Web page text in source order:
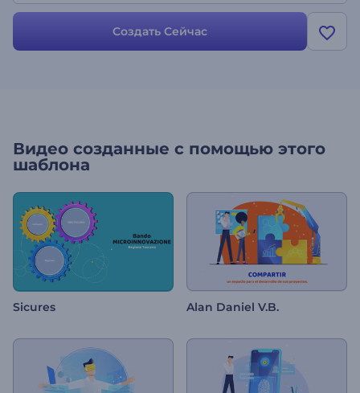
Создать Сейчас
Видео созданные с помощью этого
шаблона
Sicures Alan Daniel V.B.